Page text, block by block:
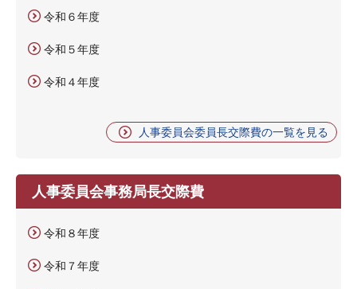
令和６年度
令和５年度
令和４年度
人事委員会委員長交際費の一覧を見る
人事委員会事務局長交際費
令和８年度
令和７年度